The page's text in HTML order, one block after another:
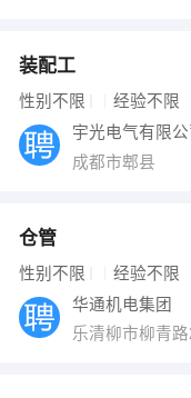
装配工
性别不限 经验不限
宇光电气有限公
成都市郫县
仓管
性别不限 经验不限
华通机电集团
乐清柳市柳青